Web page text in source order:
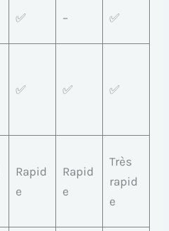
✅ – ✅
✅ ✅ ✅
Rapid
e
Rapid
e
Très
rapid
e